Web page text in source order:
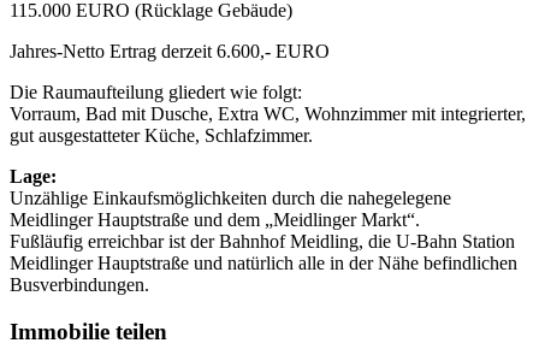
115.000 EURO (Rücklage Gebäude)
Jahres-Netto Ertrag derzeit 6.600,- EURO
Die Raumaufteilung gliedert wie folgt:
Vorraum, Bad mit Dusche, Extra WC, Wohnzimmer mit integrierter,
gut ausgestatteter Küche, Schlafzimmer.
Lage:
Unzählige Einkaufsmöglichkeiten durch die nahegelegene
Meidlinger Hauptstraße und dem „Meidlinger Markt“.
Fußläufig erreichbar ist der Bahnhof Meidling, die U-Bahn Station
Meidlinger Hauptstraße und natürlich alle in der Nähe befindlichen
Busverbindungen.
Immobilie teilen